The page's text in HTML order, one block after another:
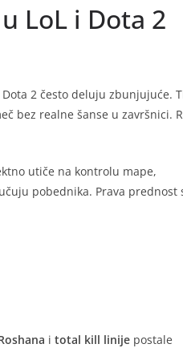
LoL i Dota 2
2 često deluju zbunjujuće.
bez realne šanse u završnici.
utiče na kontrolu mape,
pobednika. Prava prednost
i total kill linije postale